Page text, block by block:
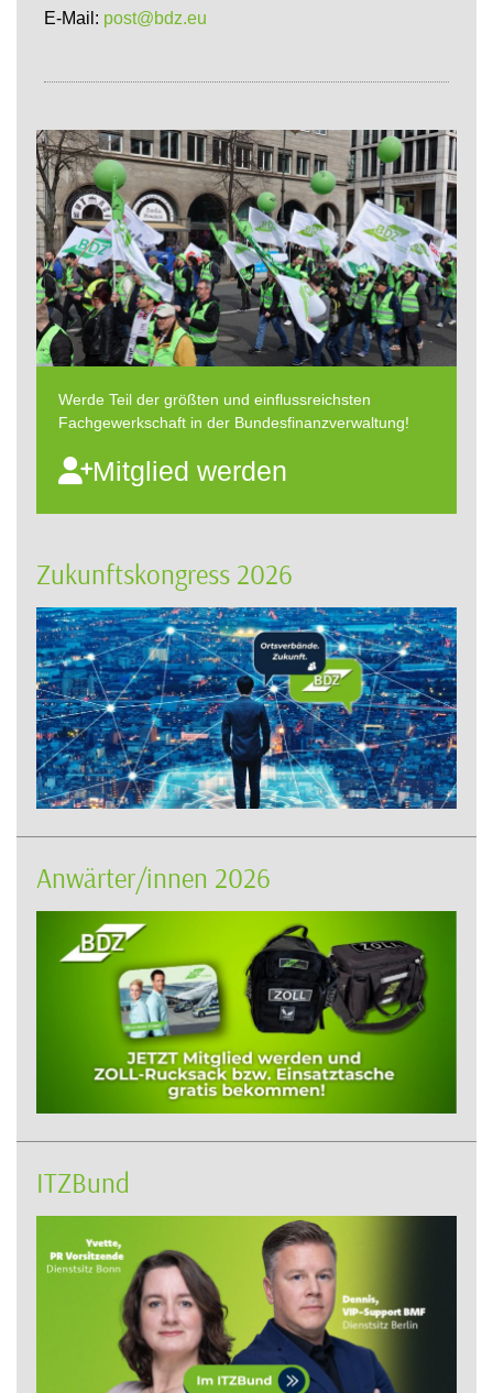
E-Mail: post@bdz.eu
Werde Teil der größten und einflussreichsten
Fachgewerkschaft in der Bundesfinanzverwaltung!
Mitglied werden
Zukunftskongress 2026
Anwärter/innen 2026
ITZBund